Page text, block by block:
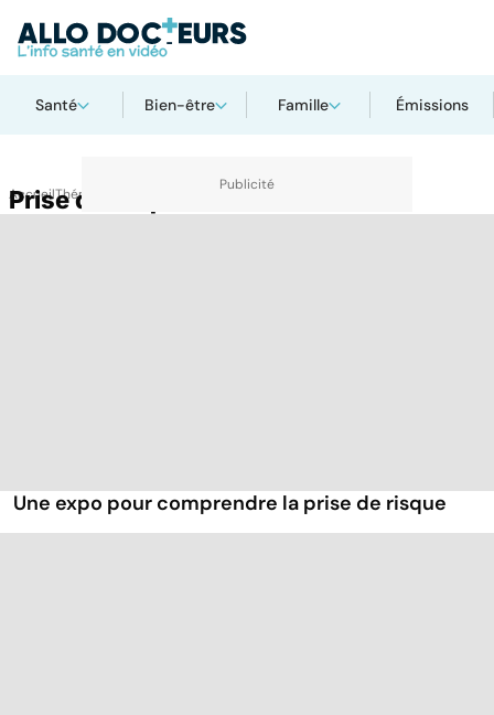
Santé Bien-être Famille Émissions
AccueilThématiques
Prise de risque
Une expo pour comprendre la prise de risque